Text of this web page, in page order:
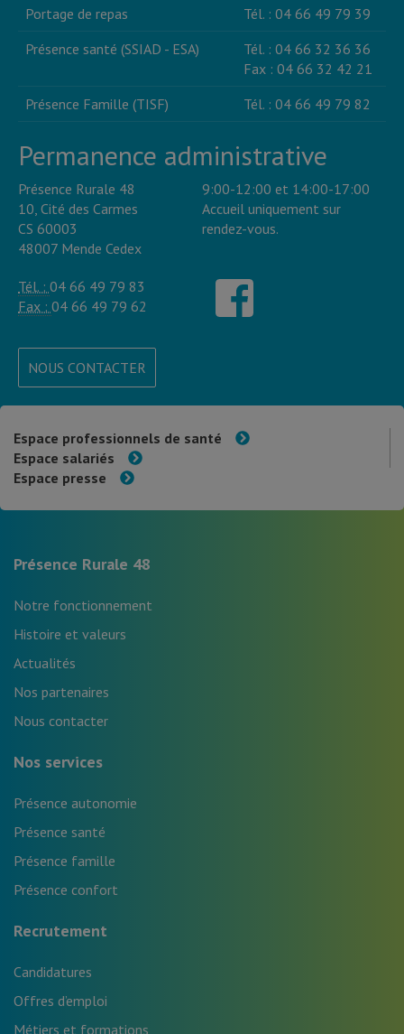
Portage de repas
Tél. : 04 66 49 79 39
Présence santé (SSIAD - ESA)
Tél. : 04 66 32 36 36
Fax : 04 66 32 42 21
Présence Famille (TISF)
Tél. : 04 66 49 79 82
Permanence administrative
Présence Rurale 48
10, Cité des Carmes
CS 60003
48007 Mende Cedex
9:00-12:00 et 14:00-17:00
Accueil uniquement sur
rendez-vous.
Tél. : 04 66 49 79 83
Fax : 04 66 49 79 62
NOUS CONTACTER
Espace professionnels de santé
Espace salariés
Espace presse
Présence Rurale 48
Notre fonctionnement
Histoire et valeurs
Actualités
Nos partenaires
Nous contacter
Nos services
Présence autonomie
Présence santé
Présence famille
Présence confort
Recrutement
Candidatures
Offres d’emploi
Métiers et formations